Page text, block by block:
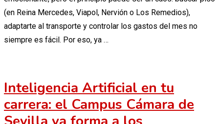
(en Reina Mercedes, Viapol, Nervión o Los Remedios),
adaptarte al transporte y controlar los gastos del mes no
siempre es fácil. Por eso, ya …
Inteligencia Artificial en tu
carrera: el Campus Cámara de